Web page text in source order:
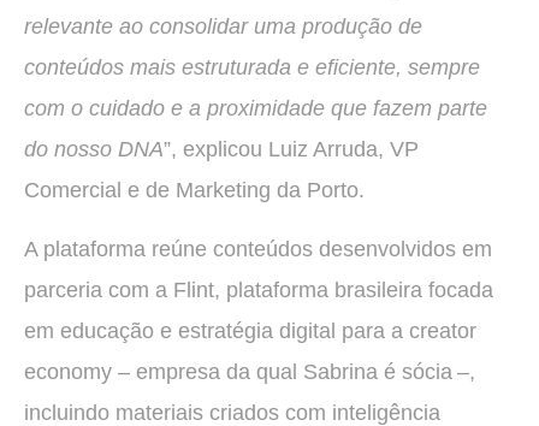
relevante ao consolidar uma produção de
conteúdos mais estruturada e eficiente, sempre
com o cuidado e a proximidade que fazem parte
do nosso DNA”, explicou Luiz Arruda, VP
Comercial e de Marketing da Porto.
A plataforma reúne conteúdos desenvolvidos em
parceria com a Flint, plataforma brasileira focada
em educação e estratégia digital para a creator
economy – empresa da qual Sabrina é sócia –,
incluindo materiais criados com inteligência